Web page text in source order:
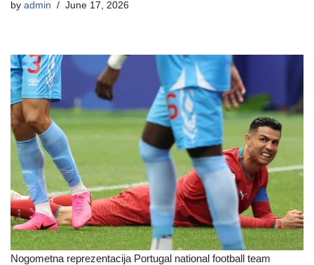
by admin June 17, 2026
Nogometna reprezentacija Portugal national football team